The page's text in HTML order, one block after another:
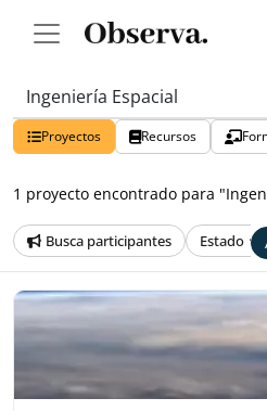
Proyectos Recursos
1 proyecto encontrado para
Busca participantes Estado